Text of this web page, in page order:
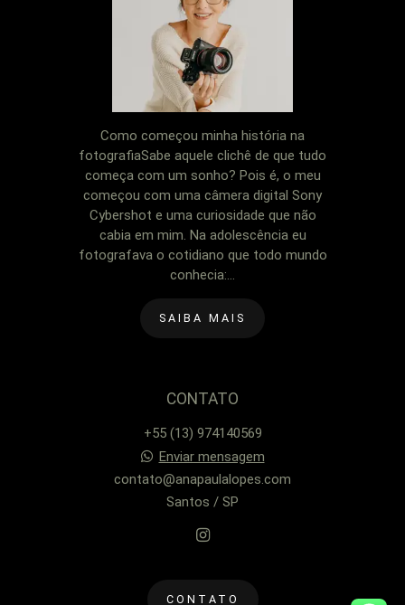
Como começou minha história na
fotografiaSabe aquele clichê de que tudo
começa com um sonho? Pois é, o meu
começou com uma câmera digital Sony
Cybershot e uma curiosidade que não
cabia em mim. Na adolescência eu
fotografava o cotidiano que todo mundo
conhecia:...
SAIBA MAIS
CONTATO
+55 (13) 974140569
Enviar mensagem
contato@anapaulalopes.com
Santos / SP
CONTATO